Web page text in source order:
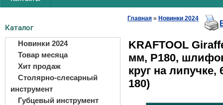
Каталог
Новинки 2024
Товар месяца
Хит продаж
Столярно-слесарный
инструмент
Губцевый инструмент
Главная » Новинки 2024
KRAFTOOL
мм, Р180,
круг на липучке,
180)